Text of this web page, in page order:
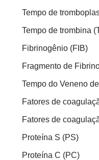
Tempo de
Tempo de trombina
Fibrinogênio (FIB)
Fragmento de
Tempo do Veneno
Fatores de
Fatores de
Proteína S (PS)
Proteína C (PC)